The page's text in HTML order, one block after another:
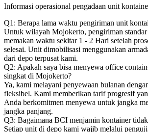
Informasi operasional pengadaan unit
Q1: Berapa lama waktu pengiriman unit
Untuk wilayah Mojokerto, pengiriman
memakan waktu sekitar 1 - 2 Hari setelah
selesai. Unit dimobilisasi menggunakan
dari depo terpusat kami.
Q2: Apakah saya bisa menyewa office
singkat di Mojokerto?
Ya, kami melayani penyewaan bulanan
fleksibel. Kami memberikan tarif progresif
Anda berkomitmen menyewa untuk jangka
jangka panjang.
Q3: Bagaimana BCI menjamin kontainer
Setiap unit di depo kami wajib melalui